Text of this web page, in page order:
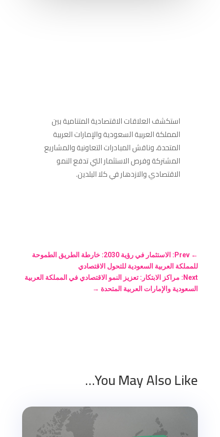
استكشف العلاقات الاقتصادية المتنامية بين
المملكة العربية السعودية والإمارات العربية
المتحدة، وناقش المبادرات التعاونية والمشاريع
المشتركة وفرص الاستثمار التي تدفع النمو
الاقتصادي والازدهار في كلا البلدين.
←
Prev: الاستثمار في رؤية 2030: خارطة الطريق الطموحة
للمملكة العربية السعودية للتحول الاقتصادي
Next: مراكز الابتكار: تعزيز النمو الاقتصادي في المملكة العربية
السعودية والإمارات العربية المتحدة →
You May Also Like…